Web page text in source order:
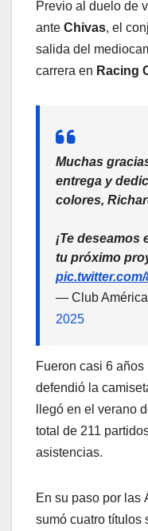
Previo al duelo de
ante Chivas, el
salida del
carrera en Racing
Muchas
entrega y
colores,
¡Te deseamos
tu próximo
— Club
2025
Fueron casi 6 años
defendió la
llegó en el verano
total de 211
asistencias.
En su paso por las
sumó cuatro títulos